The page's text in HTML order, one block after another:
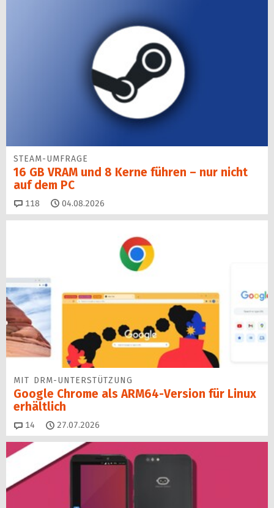
STEAM-UMFRAGE
16 GB VRAM und 8 Kerne führen – nur nicht
auf dem PC
118 Kommentare
04.08.2026
MIT DRM-UNTERSTÜTZUNG
Google Chrome als ARM64-Version für Linux
erhältlich
14 Kommentare
27.07.2026